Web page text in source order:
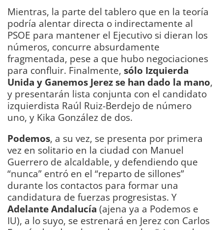
Mientras, la parte del tablero que en la teoría
podría alentar directa o indirectamente al
PSOE para mantener el Ejecutivo si dieran los
números, concurre absurdamente
fragmentada, pese a que hubo negociaciones
para confluir. Finalmente, sólo Izquierda
Unida y Ganemos Jerez se han dado la mano,
y presentarán lista conjunta con el candidato
izquierdista Raúl Ruiz-Berdejo de número
uno, y Kika González de dos.
Podemos, a su vez, se presenta por primera
vez en solitario en la ciudad con Manuel
Guerrero de alcaldable, y defendiendo que
“nunca” entró en el “reparto de sillones”
durante los contactos para formar una
candidatura de fuerzas progresistas. Y
Adelante Andalucía (ajena ya a Podemos e
IU), a lo suyo, se estrenará en Jerez con Carlos